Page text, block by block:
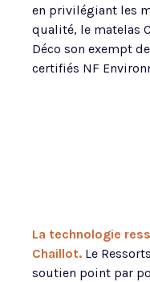
en privilégiant les
qualité, le matelas
Déco son exempt
certifiés NF
La technologie
Chaillot. Le
soutien point par